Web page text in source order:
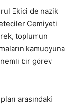
Ekici de nazik
Cemiyeti
toplumun
kamuoyuna
bir görev
arasındaki